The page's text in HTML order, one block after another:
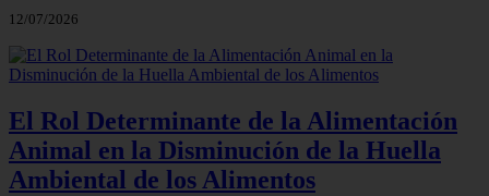
12/07/2026
El Rol Determinante de la Alimentación
Animal en la Disminución de la Huella
Ambiental de los Alimentos